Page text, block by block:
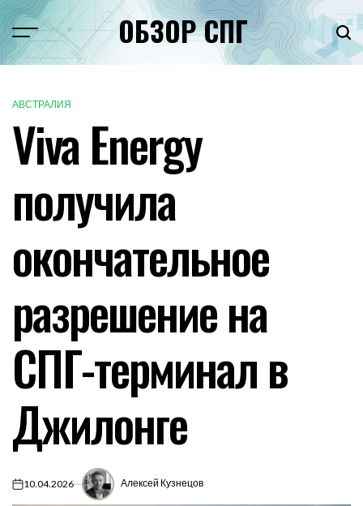
Перейти
к
содержимому
Меню ОБЗОР СПГ
ОПУБЛИКОВАНО
В
АВСТРАЛИЯ
Viva Energy
получила
окончательное
разрешение на
СПГ-терминал в
Джилонге
on10.04.2026 Алексей Кузнецов